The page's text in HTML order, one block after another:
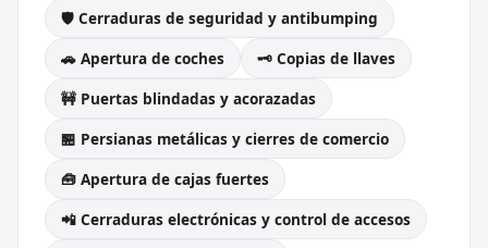
🛡️ Cerraduras de seguridad y antibumping
🚗 Apertura de coches
🗝️ Copias de llaves
🚧 Puertas blindadas y acorazadas
🏪 Persianas metálicas y cierres de comercio
🧰 Apertura de cajas fuertes
📲 Cerraduras electrónicas y control de accesos